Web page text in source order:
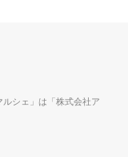
シェ」は「株式会社ア